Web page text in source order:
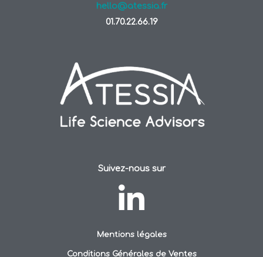
hello@atessia.fr
01.70.22.66.19
Suivez-nous sur
Mentions légales
Conditions Générales de Ventes